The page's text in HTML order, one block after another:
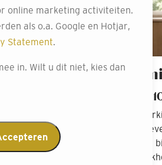
Afmeting:
De luxe
Sterk in
online marketing activiteiten.
als o.a. Google en Hotjar,
Statement.
in. Wilt u dit niet, kies dan